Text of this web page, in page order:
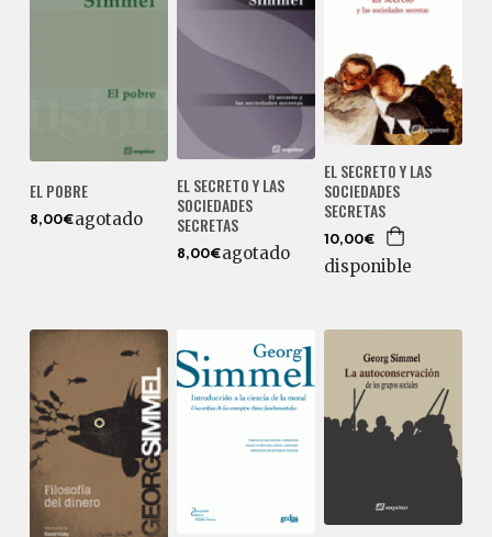
EL POBRE
8,00€agotado
EL SECRETO Y LAS
SOCIEDADES
SECRETAS
8,00€agotado
EL SECRETO Y LAS
SOCIEDADES
SECRETAS
10,00€
disponible